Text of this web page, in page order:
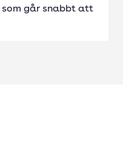
som går snabbt att